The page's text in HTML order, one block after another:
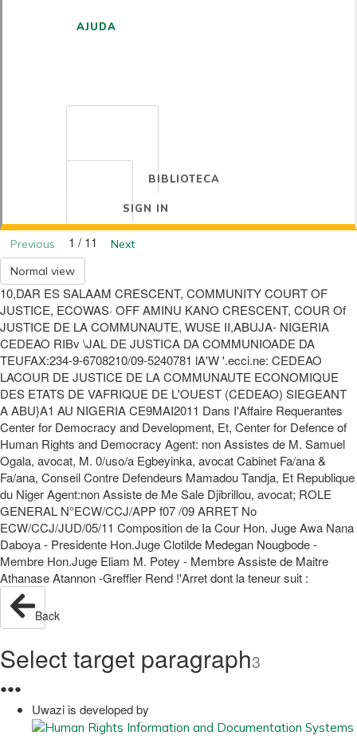
AJUDA
BIBLIOTECA
SIGN IN
Previous 1 / 11
Next
Normal view
10,DAR ES SALAAM CRESCENT, COMMUNITY COURT OF
JUSTICE, ECOWAS· OFF AMINU KANO CRESCENT, COUR Of
JUSTICE DE LA COMMUNAUTE, WUSE II,ABUJA- NIGERIA
CEDEAO RIBv \JAL DE JUSTICA DA COMMUNIOADE DA
TEUFAX:234-9-6708210/09-5240781 lA'W '.ecci.ne: CEDEAO
LACOUR DE JUSTICE DE LA COMMUNAUTE ECONOMIQUE
DES ETATS DE VAFRIQUE DE L'OUEST (CEDEAO) SIEGEANT
A ABU}A1 AU NIGERIA CE9MAI2011 Dans I'Affaire Requerantes
Center for Democracy and Development, Et, Center for Defence of
Human Rights and Democracy Agent: non Assistes de M. Samuel
Ogala, avocat, M. 0/uso/a Egbeyinka, avocat Cabinet Fa/ana &
Fa/ana, Conseil Contre Defendeurs Mamadou Tandja, Et Republique
du Niger Agent:non Assiste de Me Sale Djibrillou, avocat; ROLE
GENERAL N°ECW/CCJ/APP f07 /09 ARRET No
ECW/CCJ/JUD/05/11 Composition de Ia Cour Hon. Juge Awa Nana
Daboya - Presidente Hon.Juge Clotilde Medegan Nougbode -
Membre Hon.Juge Eliam M. Potey - Membre Assiste de Maitre
Athanase Atannon -Greffier Rend !'Arret dont la teneur suit :
Back
Select target paragraph3
●●●
Uwazi is developed by